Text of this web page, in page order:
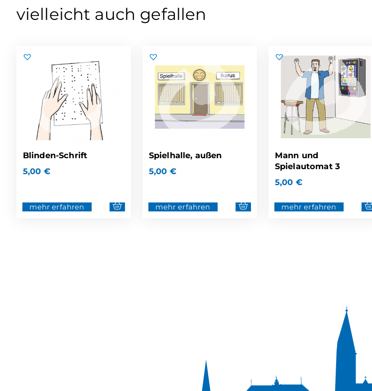
vielleicht auch gefallen
Blinden-Schrift
5,00 €
mehr erfahren
Spielhalle, außen
5,00 €
mehr erfahren
Mann und
Spielautomat 3
5,00 €
mehr erfahren